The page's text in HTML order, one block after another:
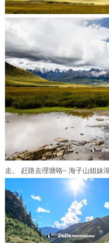
走。 赶路去理塘咯~ 海子山姐妹